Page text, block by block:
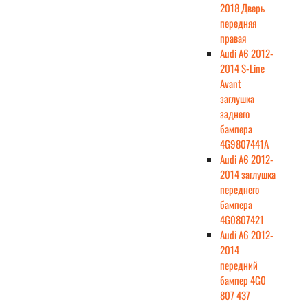
2018 Дверь
передняя
правая
Audi A6 2012-
2014 S-Line
Avant
заглушка
заднего
бампера
4G9807441A
Audi A6 2012-
2014 заглушка
переднего
бампера
4G0807421
Audi A6 2012-
2014
передний
бампер 4G0
807 437